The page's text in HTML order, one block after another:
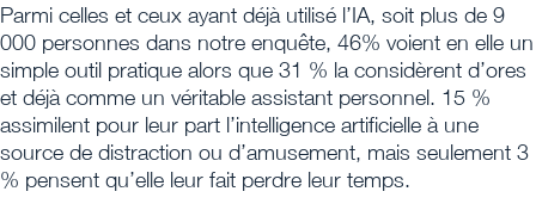
Parmi celles et ceux ayant déjà utilisé l’IA, soit plus de 9
000 personnes dans notre enquête, 46% voient en elle un
simple outil pratique alors que 31 % la considèrent d’ores
et déjà comme un véritable assistant personnel. 15 %
assimilent pour leur part l’intelligence artificielle à une
source de distraction ou d’amusement, mais seulement 3
% pensent qu’elle leur fait perdre leur temps.